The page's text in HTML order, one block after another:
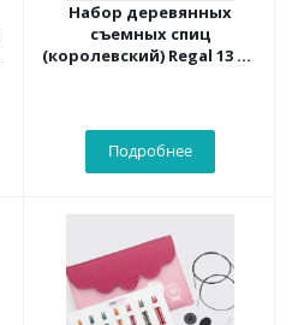
Набор деревянных
съемных спиц
(королевский) Regal 13 см
Подробнее